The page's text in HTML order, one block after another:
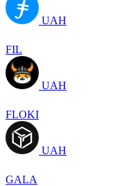
UAH
FIL
UAH
FLOKI
UAH
GALA